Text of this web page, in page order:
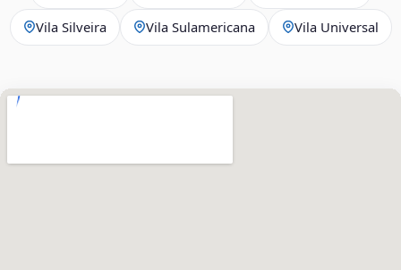
Vila Silveira Vila Sulamericana Vila Universal